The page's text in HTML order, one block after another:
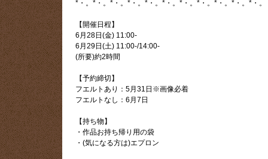
*・。*・。*・。*・。*・。*・。*・。*・。*・。*・。*・。
【開催日程】
6月28日(金) 11:00-
6月29日(土) 11:00-/14:00-
(所要)約2時間
【予約締切】
フエルトあり：5月31日※画像必着
フエルトなし：6月7日
【持ち物】
・作品お持ち帰り用の袋
・(気になる方は)エプロン